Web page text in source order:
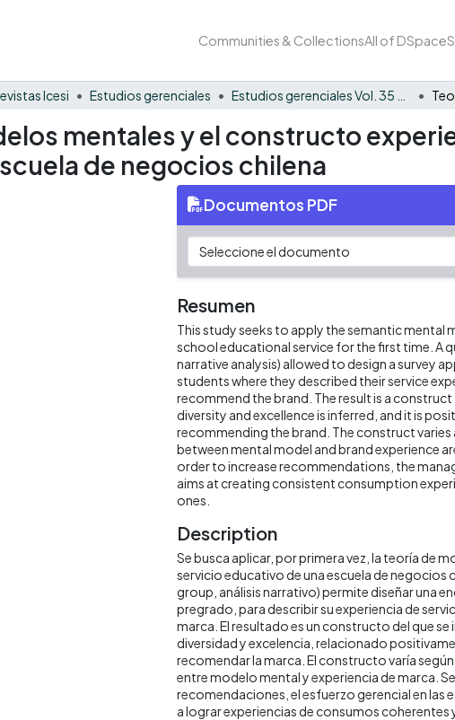
Communities & CollectionsAll of DSpace
Icesi Estudios gerenciales
mentales y el constructo
de negocios chilena
Documentos PDF
Resumen
This study seeks to apply the semantic mental
school educational service for the first time. A
narrative analysis) allowed to design a survey
students where they described their service
recommend the brand. The result is a
diversity and excellence is inferred, and it is
recommending the brand. The construct
between mental model and brand experience
order to increase recommendations, the
aims at creating consistent consumption
ones.
Description
Se busca aplicar, por primera vez, la teoría de
servicio educativo de una escuela de negocios
group, análisis narrativo) permite diseñar una
pregrado, para describir su experiencia de
marca. El resultado es un constructo del que
diversidad y excelencia, relacionado
recomendar la marca. El constructo varía
entre modelo mental y experiencia de marca.
recomendaciones, el esfuerzo gerencial en las
a lograr experiencias de consumos coherentes